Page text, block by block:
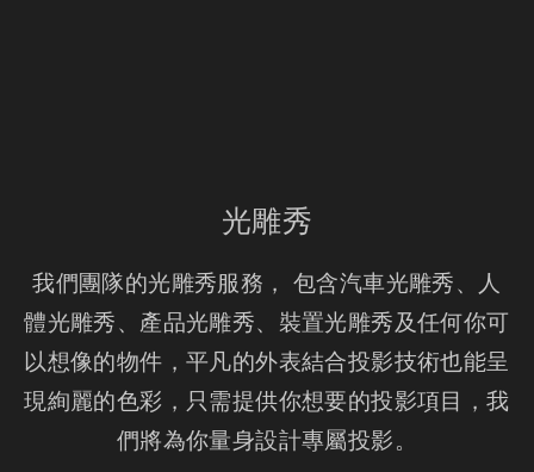
光雕秀
我們團隊的光雕秀服務， 包含汽車光雕秀、人
體光雕秀、產品光雕秀、裝置光雕秀及任何你可
以想像的物件，平凡的外表結合投影技術也能呈
現絢麗的色彩，只需提供你想要的投影項目，我
們將為你量身設計專屬投影。